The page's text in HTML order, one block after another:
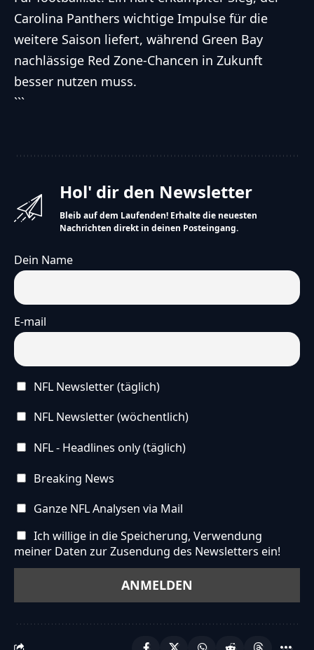
Carolina Panthers wichtige Impulse für die
weitere Saison liefert, während Green Bay
nachlässige Red Zone-Chancen in Zukunft
besser nutzen muss.
```
Hol' dir den Newsletter
Bleib auf dem Laufenden! Erhalte die neuesten
Nachrichten direkt in deinen Posteingang.
Dein Name
E-mail
NFL Newsletter (täglich)
NFL Newsletter (wöchentlich)
NFL - Headlines only (täglich)
Breaking News
Ganze NFL Analysen via Mail
Ich willige in die Speicherung, Verwendung
meiner Daten zur Zusendung des Newsletters ein!